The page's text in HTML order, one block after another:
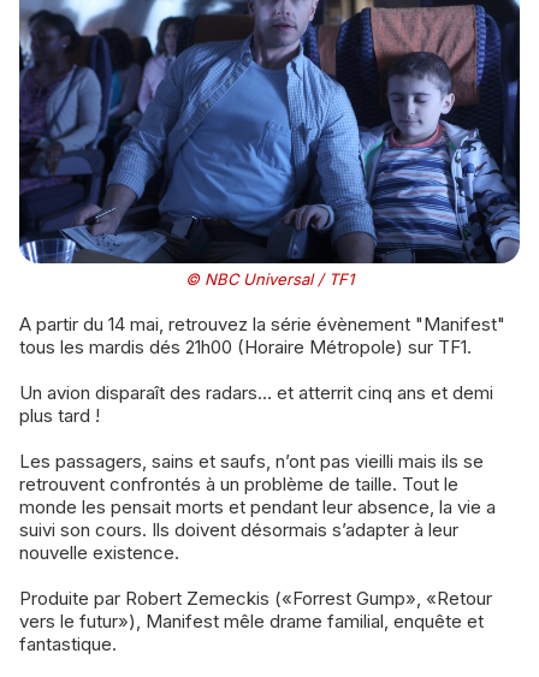
© NBC Universal / TF1
A partir du 14 mai, retrouvez la série évènement "Manifest"
tous les mardis dés 21h00 (Horaire Métropole) sur TF1.
Un avion disparaît des radars… et atterrit cinq ans et demi
plus tard !
Les passagers, sains et saufs, n’ont pas vieilli mais ils se
retrouvent confrontés à un problème de taille. Tout le
monde les pensait morts et pendant leur absence, la vie a
suivi son cours. Ils doivent désormais s’adapter à leur
nouvelle existence.
Produite par Robert Zemeckis («Forrest Gump», «Retour
vers le futur»), Manifest mêle drame familial, enquête et
fantastique.